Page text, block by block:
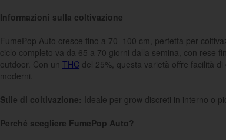
Informazioni sulla coltivazione
FumePop Auto cresce fino a 70–100 cm, perfetta per
ciclo completo va da 65 a 70 giorni dalla semina, con rese
outdoor. Con un THC del 25%, questa varietà offre facilità
moderni.
Stile di coltivazione: Ideale per grow discreti in interno o
Perché scegliere FumePop Auto?